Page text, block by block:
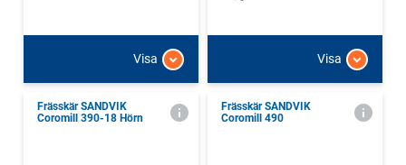
Visa Visa
Frässkär SANDVIK
Coromill 390-18 Hörn
Frässkär SANDVIK
Coromill 490